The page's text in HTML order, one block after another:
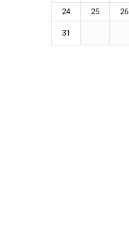
24
25 26
31